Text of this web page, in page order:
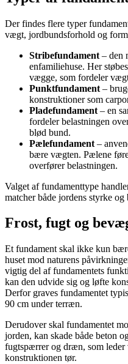
Der findes flere typer
vægt, jordbundsforhold og
Stribefundament – den
enfamiliehuse. Her
vægge, som fordeler
Punktfundament –
konstruktioner som
Pladefundament – en
fordeler belastningen
blød bund.
Pælefundament –
bære vægten. Pælene
overfører belastningen.
Valget af fundamenttype
matcher både jordens styrke
Frost, fugt og
Et fundament skal ikke kun
huset mod naturens
vigtig del af fundamentets
kan den udvide sig og løfte
Derfor graves fundamentet
90 cm under terræn.
Derudover skal fundamentet
jorden, kan skade både beton
fugtspærrer og dræn, som
konstruktionen tør.